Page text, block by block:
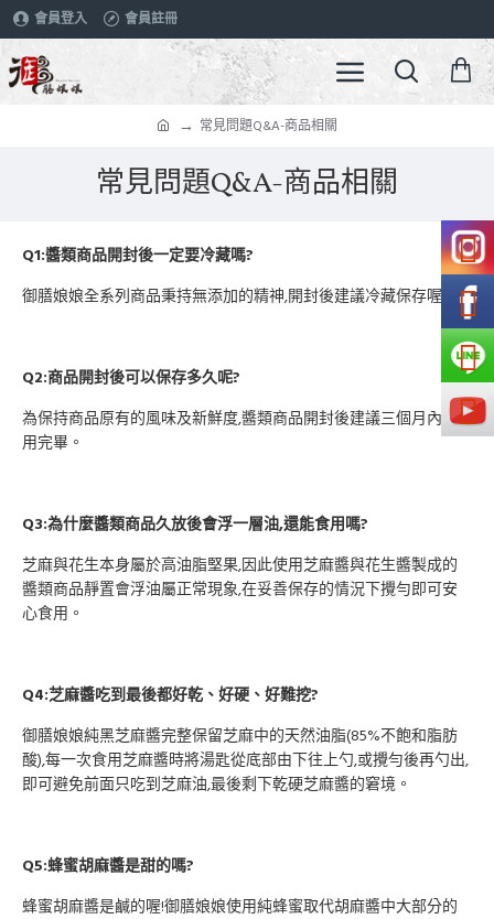
會員登入 會員註冊
常見問題Q&A-商品相關
常見問題Q&A-商品相關
Q1:醬類商品開封後一定要冷藏嗎?
御膳娘娘全系列商品秉持無添加的精神,開封後建議冷藏保存喔。
Q2:商品開封後可以保存多久呢?
為保持商品原有的風味及新鮮度,醬類商品開封後建議三個月內食
用完畢。
Q3:為什麼醬類商品久放後會浮一層油,還能食用嗎?
芝麻與花生本身屬於高油脂堅果,因此使用芝麻醬與花生醬製成的
醬類商品靜置會浮油屬正常現象,在妥善保存的情況下攪勻即可安
心食用。
Q4:芝麻醬吃到最後都好乾、好硬、好難挖?
御膳娘娘純黑芝麻醬完整保留芝麻中的天然油脂(85%不飽和脂肪
酸),每一次食用芝麻醬時將湯匙從底部由下往上勺,或攪勻後再勺出,
即可避免前面只吃到芝麻油,最後剩下乾硬芝麻醬的窘境。
Q5:蜂蜜胡麻醬是甜的嗎?
蜂蜜胡麻醬是鹹的喔!御膳娘娘使用純蜂蜜取代胡麻醬中大部分的